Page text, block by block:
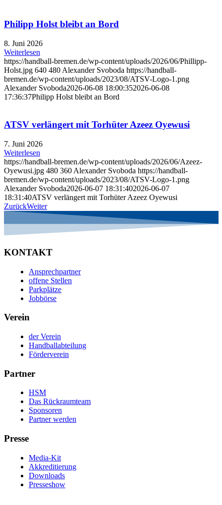
Philipp Holst bleibt an Bord
8. Juni 2026
Weiterlesen
https://handball-bremen.de/wp-content/uploads/2026/06/Phillipp-
Holst.jpg 640 480 Alexander Svoboda https://handball-
bremen.de/wp-content/uploads/2023/08/ATSV-Logo-1.png
Alexander Svoboda2026-06-08 18:00:352026-06-08
17:36:37Philipp Holst bleibt an Bord
ATSV verlängert mit Torhüter Azeez Oyewusi
7. Juni 2026
Weiterlesen
https://handball-bremen.de/wp-content/uploads/2026/06/Azeez-
Oyewusi.jpg 480 360 Alexander Svoboda https://handball-
bremen.de/wp-content/uploads/2023/08/ATSV-Logo-1.png
Alexander Svoboda2026-06-07 18:31:402026-06-07
18:31:40ATSV verlängert mit Torhüter Azeez Oyewusi
ZurückWeiter
KONTAKT
Ansprechpartner
offene Stellen
Parkplätze
Jobbörse
Verein
der Verein
Handballabteilung
Förderverein
Partner
HSM
Das Rückraumteam
Sponsoren
Partner werden
Presse
Media-Kit
Akkreditierung
Downloads
Presseshow